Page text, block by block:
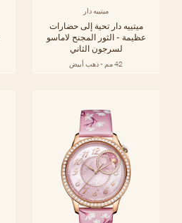
ميتييه دار
ميتييه دار تحية إلى حضارات
عظيمة - الثور المجنح لاماسو
لسرجون الثاني
42 مم - ذهب أبيض